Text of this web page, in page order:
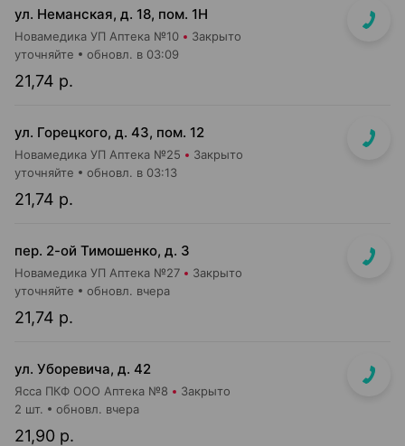
ул. Неманская, д. 18, пом. 1Н
Новамедика УП Аптека №10 Закрыто
21,74 р.
уточняйте обновл. в 03:09
ул. Горецкого, д. 43, пом. 12
Новамедика УП Аптека №25 Закрыто
21,74 р.
уточняйте обновл. в 03:13
пер. 2-ой Тимошенко, д. 3
Новамедика УП Аптека №27 Закрыто
21,74 р.
уточняйте обновл. вчера
ул. Уборевича, д. 42
Ясса ПКФ ООО Аптека №8 Закрыто
21,90 р.
2 шт. обновл. вчера